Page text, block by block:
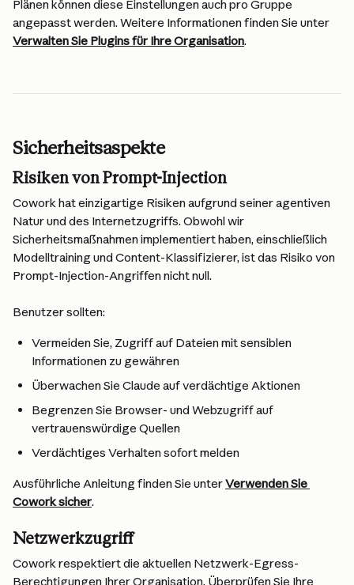
Plänen können diese Einstellungen auch pro Gruppe
angepasst werden. Weitere Informationen finden Sie unter
Verwalten Sie Plugins für Ihre Organisation.
Sicherheitsaspekte
Risiken von Prompt-Injection
Cowork hat einzigartige Risiken aufgrund seiner agentiven
Natur und des Internetzugriffs. Obwohl wir
Sicherheitsmaßnahmen implementiert haben, einschließlich
Modelltraining und Content-Klassifizierer, ist das Risiko von
Prompt-Injection-Angriffen nicht null.
Benutzer sollten:
Vermeiden Sie, Zugriff auf Dateien mit sensiblen
Informationen zu gewähren
Überwachen Sie Claude auf verdächtige Aktionen
Begrenzen Sie Browser- und Webzugriff auf
vertrauenswürdige Quellen
Verdächtiges Verhalten sofort melden
Ausführliche Anleitung finden Sie unter Verwenden Sie
Cowork sicher.
Netzwerkzugriff
Cowork respektiert die aktuellen Netzwerk-Egress-
Berechtigungen Ihrer Organisation. Überprüfen Sie Ihre